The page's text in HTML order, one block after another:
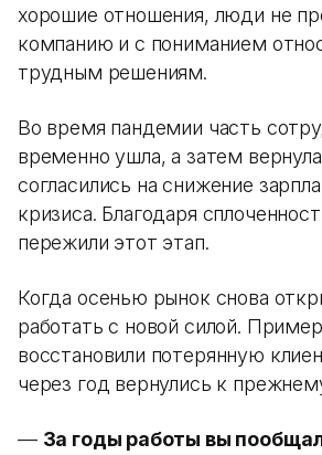
хорошие отношения, люди не
компанию и с пониманием
трудным решениям.
Во время пандемии часть
временно ушла, а затем
согласились на снижение
кризиса. Благодаря
пережили этот этап.
Когда осенью рынок снова
работать с новой силой.
восстановили потерянную
через год вернулись к
— За годы работы вы